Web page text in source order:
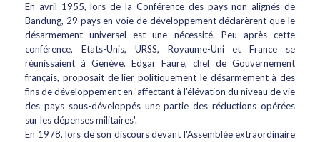
En avril 1955, lors de la Conférence des pays non alignés de
Bandung, 29 pays en voie de développement déclarèrent que le
désarmement universel est une nécessité. Peu après cette
conférence, Etats-Unis, URSS, Royaume-Uni et France se
réunissaient à Genève. Edgar Faure, chef de Gouvernement
français, proposait de lier politiquement le désarmement à des
fins de développement en 'affectant à l'élévation du niveau de vie
des pays sous-développés une partie des réductions opérées
sur les dépenses militaires'.
En 1978, lors de son discours devant l'Assemblée extraordinaire